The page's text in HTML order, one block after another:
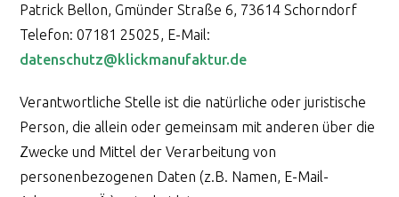
Patrick Bellon, Gmünder Straße 6, 73614 Schorndorf
Telefon: 07181 25025, E-Mail:
datenschutz@klickmanufaktur.de
Verantwortliche Stelle ist die natürliche oder juristische
Person, die allein oder gemeinsam mit anderen über die
Zwecke und Mittel der Verarbeitung von
personenbezogenen Daten (z.B. Namen, E-Mail-